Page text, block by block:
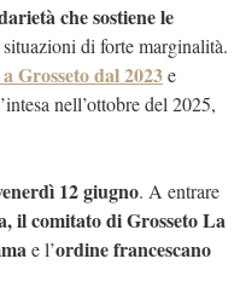
che sostiene le
di forte marginalità.
Grosseto dal 2023e
nell’ottobre del 2025,
12 giugno. A entrare
il comitato di GrossetoLa
e l’ordine francescano